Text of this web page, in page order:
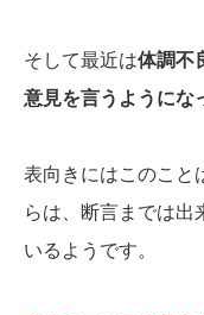
そして最近は体調不
意見を言うようにな
表向きにはこのこと
らは、断言までは出
いるようです。